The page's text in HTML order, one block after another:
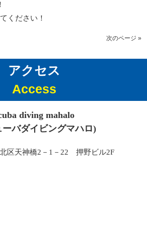
ください！
次のページ »
アクセス
Access
diving mahalo
ーバダイビングマハロ)
区天神橋2－1－22 押野ビル2F